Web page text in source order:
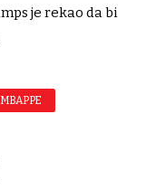
je rekao da bi